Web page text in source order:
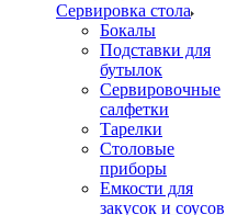
Сервировка стола
Бокалы
Подставки для
бутылок
Сервировочные
салфетки
Тарелки
Столовые
приборы
Емкости для
закусок и соусов